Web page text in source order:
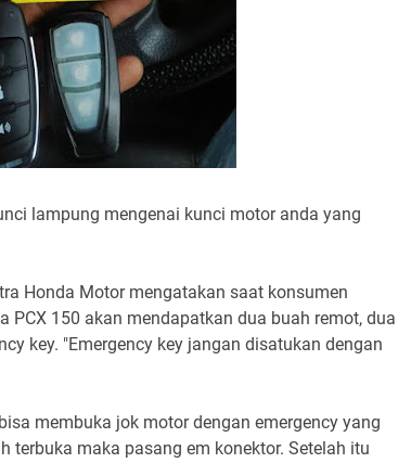
lampung mengenai kunci motor anda yang
Honda Motor mengatakan saat konsumen
PCX 150 akan mendapatkan dua buah remot, dua
key. "Emergency key jangan disatukan dengan
membuka jok motor dengan emergency yang
terbuka maka pasang em konektor. Setelah itu